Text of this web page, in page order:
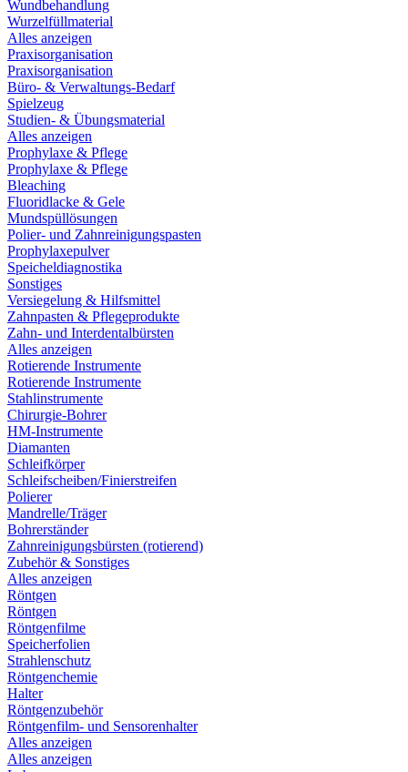
Wundbehandlung
Wurzelfüllmaterial
Alles anzeigen
Praxisorganisation
Praxisorganisation
Büro- & Verwaltungs-Bedarf
Spielzeug
Studien- & Übungsmaterial
Alles anzeigen
Prophylaxe & Pflege
Prophylaxe & Pflege
Bleaching
Fluoridlacke & Gele
Mundspüllösungen
Polier- und Zahnreinigungspasten
Prophylaxepulver
Speicheldiagnostika
Sonstiges
Versiegelung & Hilfsmittel
Zahnpasten & Pflegeprodukte
Zahn- und Interdentalbürsten
Alles anzeigen
Rotierende Instrumente
Rotierende Instrumente
Stahlinstrumente
Chirurgie-Bohrer
HM-Instrumente
Diamanten
Schleifkörper
Schleifscheiben/Finierstreifen
Polierer
Mandrelle/Träger
Bohrerständer
Zahnreinigungsbürsten (rotierend)
Zubehör & Sonstiges
Alles anzeigen
Röntgen
Röntgen
Röntgenfilme
Speicherfolien
Strahlenschutz
Röntgenchemie
Halter
Röntgenzubehör
Röntgenfilm- und Sensorenhalter
Alles anzeigen
Alles anzeigen